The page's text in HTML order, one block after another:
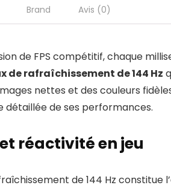
Brand Avis (0)
de FPS compétitif, chaque
de rafraîchissement de 144 Hz
nettes et des couleurs
détaillée de ses performances.
réactivité en jeu
de 144 Hz